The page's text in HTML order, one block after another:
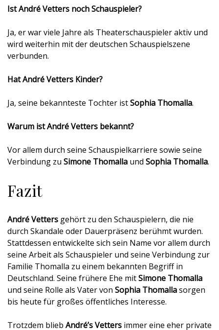
Ist André Vetters noch Schauspieler?
Ja, er war viele Jahre als Theaterschauspieler aktiv und
wird weiterhin mit der deutschen Schauspielszene
verbunden.
Hat André Vetters Kinder?
Ja, seine bekannteste Tochter istSophia Thomalla.
Warum ist André Vetters bekannt?
Vor allem durch seine Schauspielkarriere sowie seine
Verbindung zu Simone Thomalla und Sophia Thomalla.
Fazit
André Vetters gehört zu den Schauspielern, die nie
durch Skandale oder Dauerpräsenz berühmt wurden.
Stattdessen entwickelte sich sein Name vor allem durch
seine Arbeit als Schauspieler und seine Verbindung zur
Familie Thomalla zu einem bekannten Begriff in
Deutschland. Seine frühere Ehe mitSimone Thomalla
und seine Rolle als Vater von Sophia Thomallasorgen
bis heute für großes öffentliches Interesse.
Trotzdem blieb André’s Vetters immer eine eher private